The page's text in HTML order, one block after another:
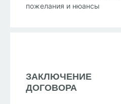
пожелания и нюансы
ЗАКЛЮЧЕНИЕ
ДОГОВОРА